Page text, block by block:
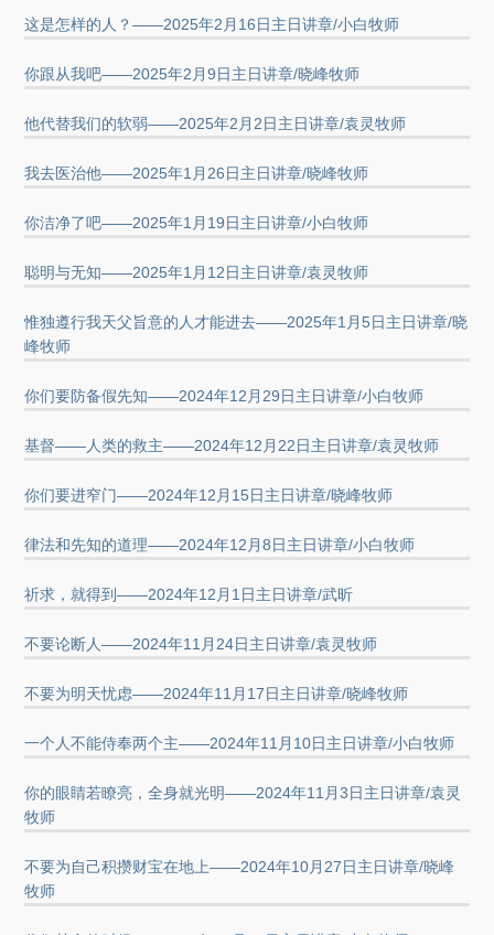
这是怎样的人？——2025年2月16日主日讲章/小白牧师
你跟从我吧——2025年2月9日主日讲章/晓峰牧师
他代替我们的软弱——2025年2月2日主日讲章/袁灵牧师
我去医治他——2025年1月26日主日讲章/晓峰牧师
你洁净了吧——2025年1月19日主日讲章/小白牧师
聪明与无知——2025年1月12日主日讲章/袁灵牧师
惟独遵行我天父旨意的人才能进去——2025年1月5日主日讲章/晓
峰牧师
你们要防备假先知——2024年12月29日主日讲章/小白牧师
基督——人类的救主——2024年12月22日主日讲章/袁灵牧师
你们要进窄门——2024年12月15日主日讲章/晓峰牧师
律法和先知的道理——2024年12月8日主日讲章/小白牧师
祈求，就得到——2024年12月1日主日讲章/武昕
不要论断人——2024年11月24日主日讲章/袁灵牧师
不要为明天忧虑——2024年11月17日主日讲章/晓峰牧师
一个人不能侍奉两个主——2024年11月10日主日讲章/小白牧师
你的眼睛若瞭亮，全身就光明——2024年11月3日主日讲章/袁灵
牧师
不要为自己积攒财宝在地上——2024年10月27日主日讲章/晓峰
牧师